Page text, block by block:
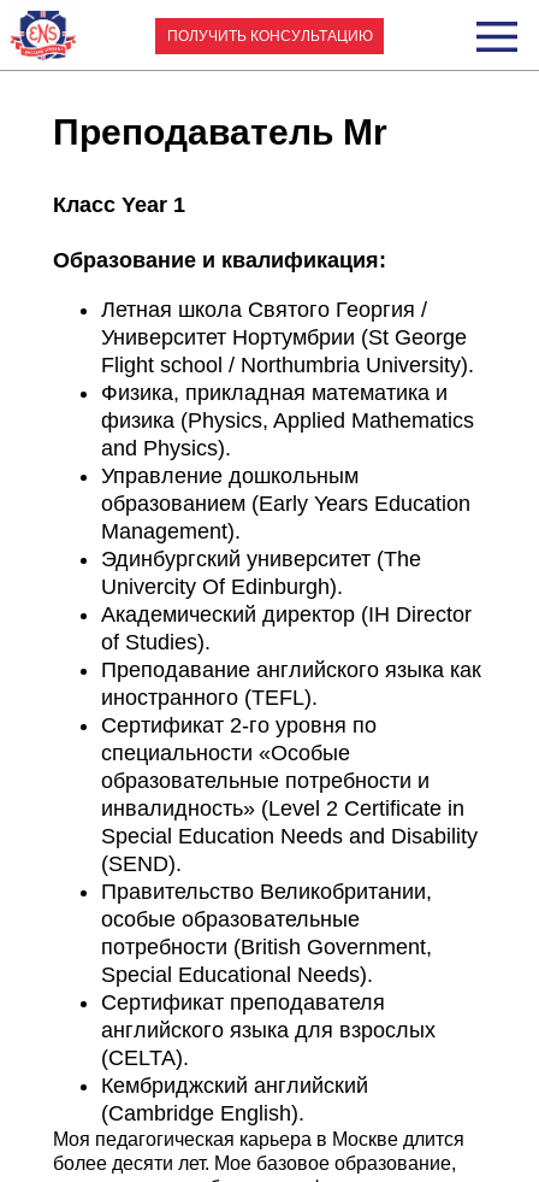
ПОЛУЧИТЬ КОНСУЛЬТАЦИЮ
Преподаватель Mr
Класс Year 1
Образование и квалификация:
Летная школа Святого Георгия /
Университет Нортумбрии (St George
Flight school / Northumbria University).
Физика, прикладная математика и
физика (Physics, Applied Mathematics
and Physics).
Управление дошкольным
образованием (Early Years Education
Management).
Эдинбургский университет (The
Univercity Of Edinburgh).
Академический директор (IH Director
of Studies).
Преподавание английского языка как
иностранного (TEFL).
Сертификат 2-го уровня по
специальности «Особые
образовательные потребности и
инвалидность» (Level 2 Certificate in
Special Education Needs and Disability
(SEND).
Правительство Великобритании,
особые образовательные
потребности (British Government,
Special Educational Needs).
Сертификат преподавателя
английского языка для взрослых
(CELTA).
Кембриджский английский
(Cambridge English).
Моя педагогическая карьера в Москве длится
более десяти лет. Мое базовое образование,